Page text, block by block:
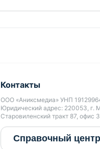
Контакты
ООО «Аниксмедиа» УНП
Юридический адрес: 220053, г.
Старовиленский тракт 87, офис
Справочный центр